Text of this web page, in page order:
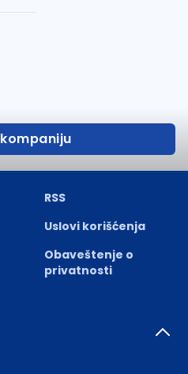
RSS
Uslovi korišćenja
Obaveštenje o
privatnosti